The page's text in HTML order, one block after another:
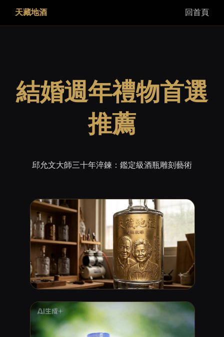
天藏地酒 回首頁
結婚週年禮物首選
推薦
邱允文大師三十年淬鍊：鑑定級酒瓶雕刻藝術